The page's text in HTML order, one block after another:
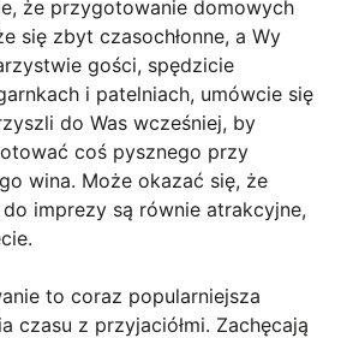
że przygotowanie domowych
się zbyt czasochłonne, a Wy
gości, spędzicie
i patelniach, umówcie się
do Was wcześniej, by
coś pysznego przy
wina. Może okazać się, że
imprezy są równie atrakcyjne,
to coraz popularniejsza
czasu z przyjaciółmi. Zachęcają